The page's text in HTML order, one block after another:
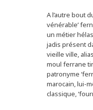
A l’autre bout
vénérable’
un métier
jadis présent
vieille ville,
moul ferrane
patronyme
marocain, lui-
classique,